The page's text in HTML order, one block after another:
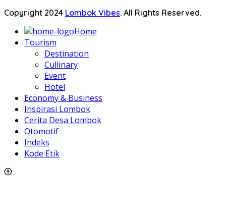
Copyright 2024 Lombok Vibes. All Rights Reserved.
Home
Tourism
Destination
Cullinary
Event
Hotel
Economy & Business
Inspirasi Lombok
Cerita Desa Lombok
Otomotif
Indeks
Kode Etik